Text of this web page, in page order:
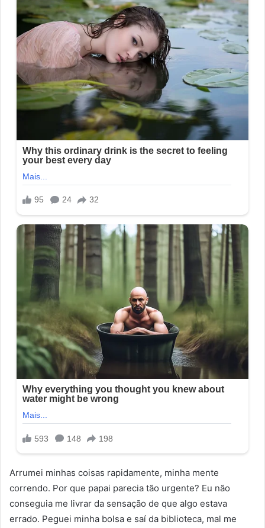
Arrumei minhas coisas rapidamente, minha mente
correndo. Por que papai parecia tão urgente? Eu não
conseguia me livrar da sensação de que algo estava
errado. Peguei minha bolsa e saí da biblioteca, mal me